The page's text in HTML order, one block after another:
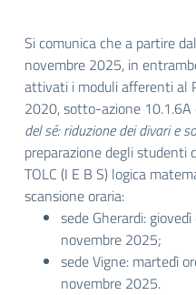
Si comunica che a partire
novembre 2025, in
attivati i moduli afferenti al
2020, sotto-azione
del sé: riduzione dei divari e
preparazione degli studenti
TOLC (I E B S) logica
scansione oraria:
sede Gherardi:
novembre 2025;
sede Vigne: martedì
novembre 2025.